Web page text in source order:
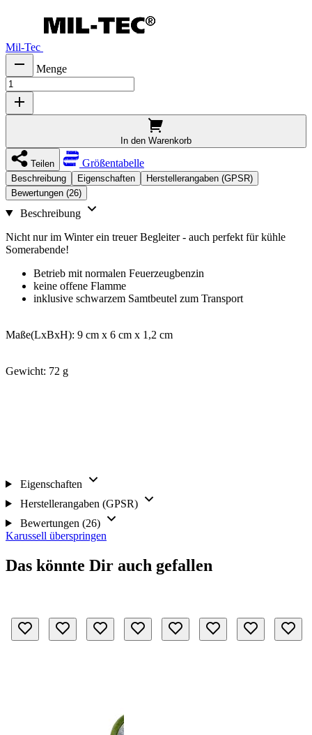
Mil-Tec
Menge
In den Warenkorb
Teilen Größentabelle
Beschreibung Eigenschaften
Herstellerangaben (GPSR)
Bewertungen (26)
Beschreibung
Nicht nur im Winter ein treuer Begleiter - auch perfekt für kühle
Somerabende!
Betrieb mit normalen Feuerzeugbenzin
keine offene Flamme
inklusive schwarzem Samtbeutel zum Transport
Maße(LxBxH): 9 cm x 6 cm x 1,2 cm
Gewicht: 72 g
Eigenschaften
Herstellerangaben (GPSR)
Bewertungen (26)
Karussell überspringen
Das könnte Dir auch gefallen